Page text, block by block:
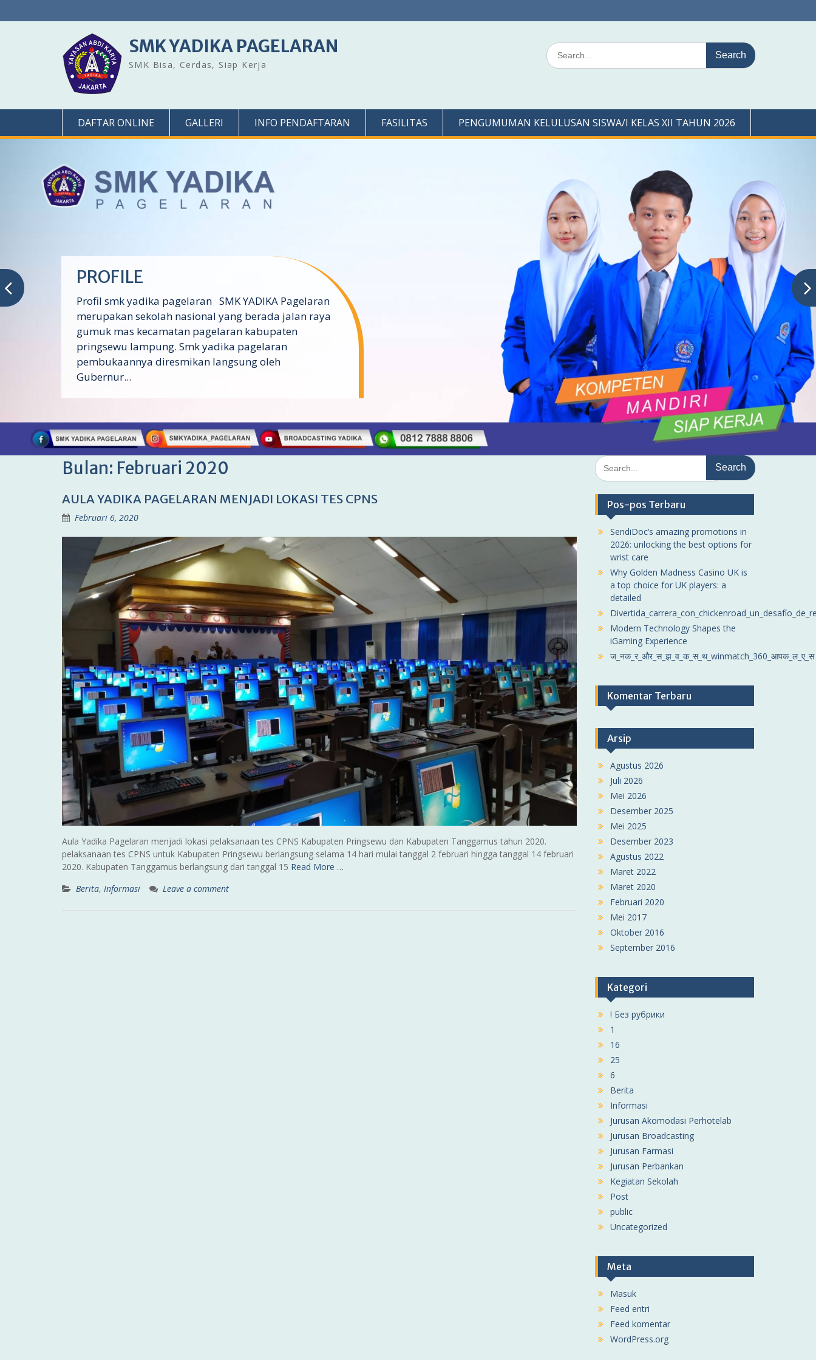
to
SMK YADIKA PAGELARAN
SMK Bisa, Cerdas, Siap Kerja
Search
for:
DAFTAR ONLINE GALLERI INFO PENDAFTARAN FASILITAS PENGUMUMAN KELULUSAN SISWA/I KELAS XII TAHUN 2026
PROFILE
Profil smk yadika pagelaran SMK YADIKA Pagelaran
merupakan sekolah nasional yang berada jalan raya
gumuk mas kecamatan pagelaran kabupaten
pringsewu lampung. Smk yadika pagelaran
pembukaannya diresmikan langsung oleh
Gubernur...
Bulan: Februari 2020
AULA YADIKA PAGELARAN MENJADI LOKASI TES CPNS
Februari 6, 2020
Aula Yadika Pagelaran menjadi lokasi pelaksanaan tes CPNS Kabupaten Pringsewu dan Kabupaten Tanggamus tahun 2020.
pelaksanaan tes CPNS untuk Kabupaten Pringsewu berlangsung selama 14 hari mulai tanggal 2 februari hingga tanggal 14 februari
2020. Kabupaten Tanggamus berlangsung dari tanggal 15 Read More …
Berita, Informasi Leave a comment
Search
for:
Pos-pos Terbaru
SendiDoc’s amazing promotions in
2026: unlocking the best options for
wrist care
Why Golden Madness Casino UK is
a top choice for UK players: a
detailed
Modern Technology Shapes the
iGaming Experience
ज_नक_र_और_स_झ_व_क_स_थ_winmatch_360_आपक_ल_ए_स
Komentar Terbaru
Arsip
Agustus 2026
Juli 2026
Mei 2026
Desember 2025
Mei 2025
Desember 2023
Agustus 2022
Maret 2022
Maret 2020
Februari 2020
Mei 2017
Oktober 2016
September 2016
Kategori
! Без рубрики
1
16
25
6
Berita
Informasi
Jurusan Akomodasi Perhotelab
Jurusan Broadcasting
Jurusan Farmasi
Jurusan Perbankan
Kegiatan Sekolah
Post
public
Uncategorized
Meta
Masuk
Feed entri
Feed komentar
WordPress.org